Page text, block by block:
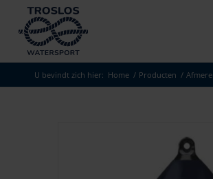
U bevindt zich hier: Home / Producten /